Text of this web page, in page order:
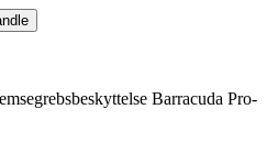
Barracuda Pro-